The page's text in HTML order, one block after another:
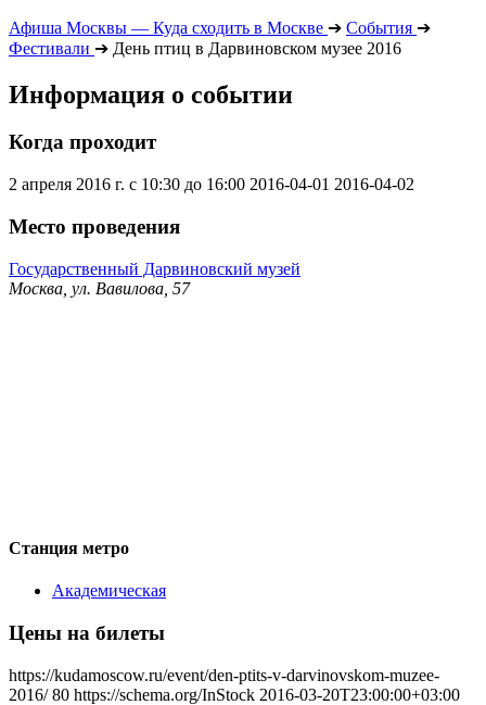
Афиша Москвы — Куда сходить в Москве ➔ События ➔
Фестивали ➔ День птиц в Дарвиновском музее 2016
Информация о событии
Когда проходит
2 апреля 2016 г. с 10:30 до 16:00 2016-04-01 2016-04-02
Место проведения
Государственный Дарвиновский музей
Москва, ул. Вавилова, 57
Станция метро
Академическая
Цены на билеты
https://kudamoscow.ru/event/den-ptits-v-darvinovskom-muzee-
2016/ 80 https://schema.org/InStock 2016-03-20T23:00:00+03:00